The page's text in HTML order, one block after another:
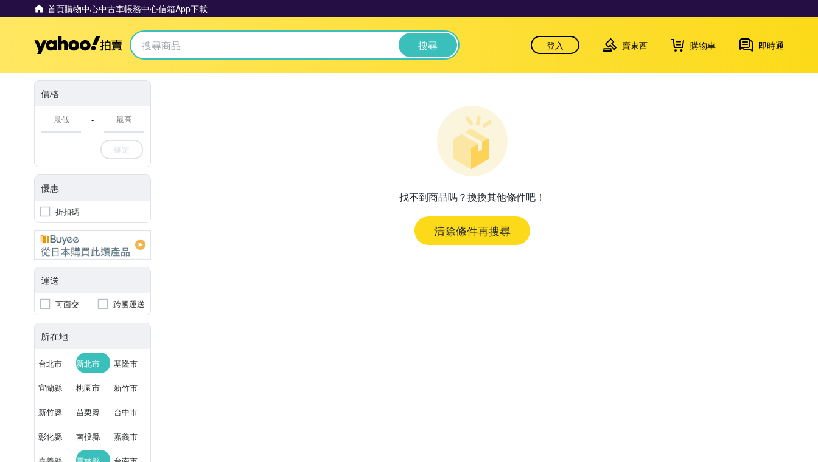
首頁購物中心中古車帳務中心信箱App下載
Yahoo拍賣 搜尋 登入 賣東西 購物車 即時通
價格
-
確定
優惠
折扣碼
運送
可面交 跨國運送
所在地
台北市 新北市 基隆市
宜蘭縣 桃園市 新竹市
新竹縣 苗栗縣 台中市
彰化縣 南投縣 嘉義市
找不到商品嗎？換換其他條件吧！
清除條件再搜尋